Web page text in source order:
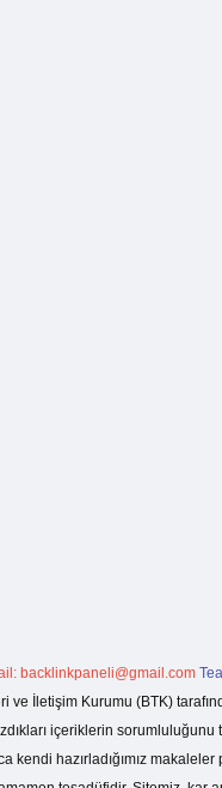
backlinkpaneli@gmail.com
ve İletişim Kurumu (BTK)
içeriklerin
kendi hazırladığımız